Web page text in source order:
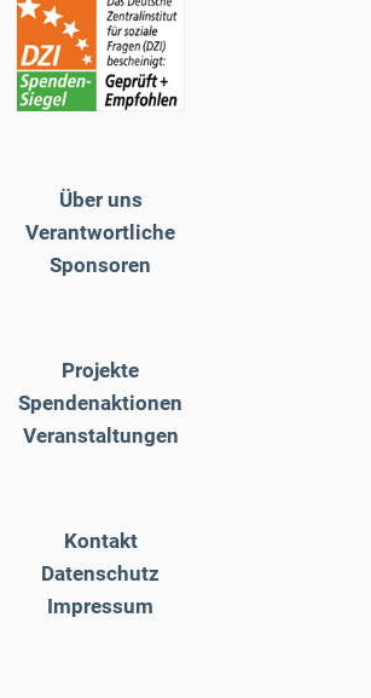
Über uns
Verantwortliche
Sponsoren
Projekte
Spendenaktionen
Veranstaltungen
Kontakt
Datenschutz
Impressum